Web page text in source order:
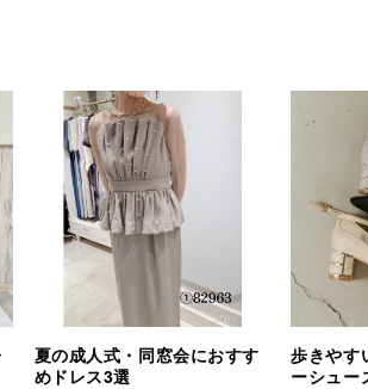
夏の成人式・同窓会におすす
めドレス3選
歩きやす
ーシュー